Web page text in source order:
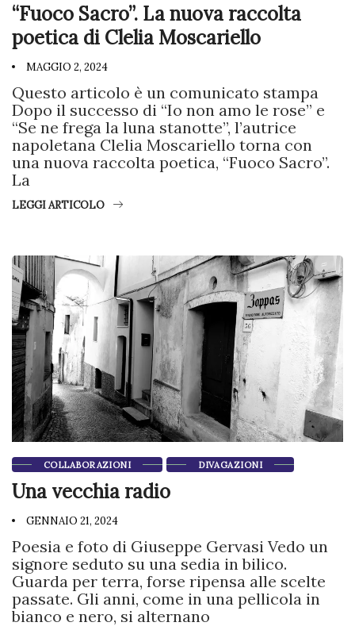
“Fuoco Sacro”. La nuova raccolta
poetica di Clelia Moscariello
MAGGIO 2, 2024
Questo articolo è un comunicato stampa
Dopo il successo di “Io non amo le rose” e
“Se ne frega la luna stanotte”, l’autrice
napoletana Clelia Moscariello torna con
una nuova raccolta poetica, “Fuoco Sacro”.
La
LEGGI ARTICOLO
COLLABORAZIONI DIVAGAZIONI
Una vecchia radio
GENNAIO 21, 2024
Poesia e foto di Giuseppe Gervasi Vedo un
signore seduto su una sedia in bilico.
Guarda per terra, forse ripensa alle scelte
passate. Gli anni, come in una pellicola in
bianco e nero, si alternano